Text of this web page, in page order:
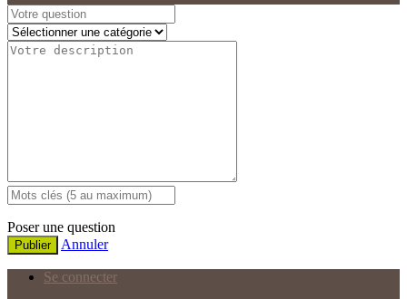
Poser une question
Publier Annuler
Se connecter